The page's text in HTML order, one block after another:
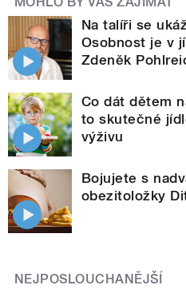
Na talíři se
Osobnost je v
Zdeněk
Co dát dětem
to skutečné
výživu
Bojujete s
obezitoložky
NEJPOSLOUCHANĚJŠÍ